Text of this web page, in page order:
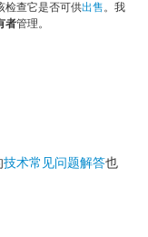
检查它是否可供出售。我
者管理。
技术常见问题解答也